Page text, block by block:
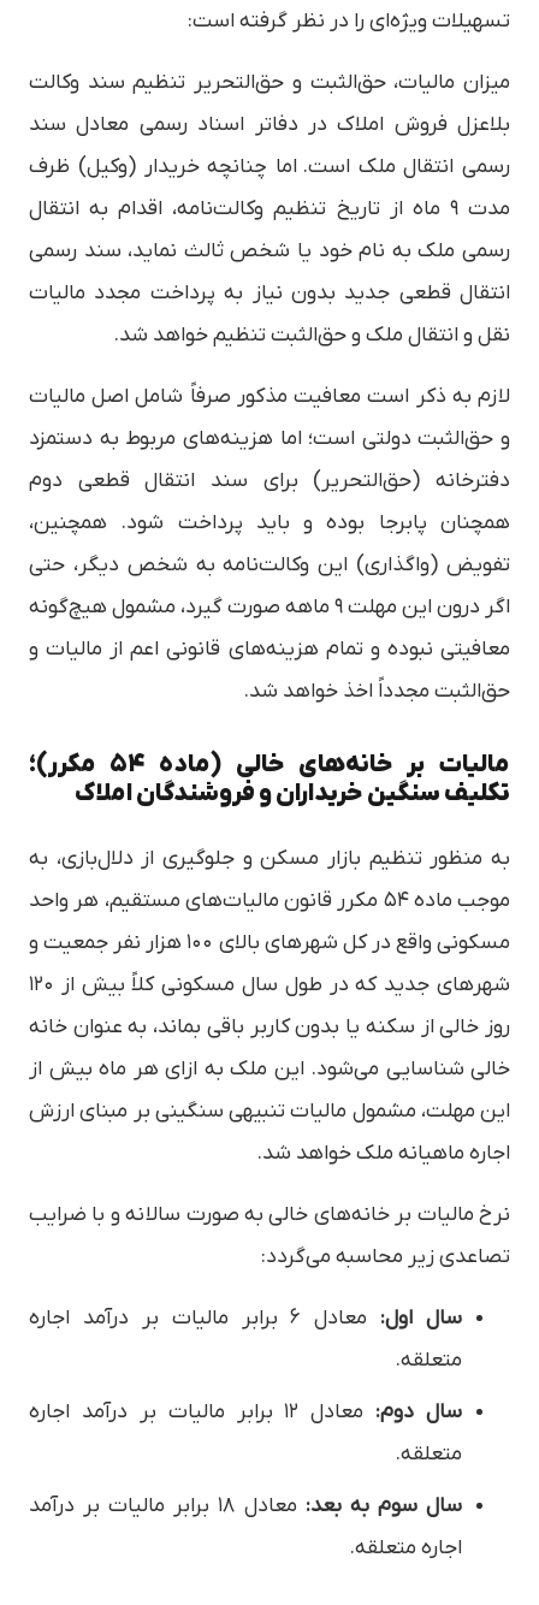
تسهیلات ویژه‌ای را در نظر گرفته است:
میزان مالیات، حق‌الثبت و حق‌التحریر تنظیم سند وکالت
بلاعزل فروش املاک در دفاتر اسناد رسمی معادل سند
رسمی انتقال ملک است. اما چنانچه خریدار (وکیل) ظرف
مدت ۹ ماه از تاریخ تنظیم وکالت‌نامه، اقدام به انتقال
رسمی ملک به نام خود یا شخص ثالث نماید، سند رسمی
انتقال قطعی جدید بدون نیاز به پرداخت مجدد مالیات
نقل و انتقال ملک و حق‌الثبت تنظیم خواهد شد.
لازم به ذکر است معافیت مذکور صرفاً شامل اصل مالیات
و حق‌الثبت دولتی است؛ اما هزینه‌های مربوط به دستمزد
دفترخانه (حق‌التحریر) برای سند انتقال قطعی دوم
همچنان پابرجا بوده و باید پرداخت شود. همچنین،
تفویض (واگذاری) این وکالت‌نامه به شخص دیگر، حتی
اگر درون این مهلت ۹ ماهه صورت گیرد، مشمول هیچ‌گونه
معافیتی نبوده و تمام هزینه‌های قانونی اعم از مالیات و
حق‌الثبت مجدداً اخذ خواهد شد.
مالیات بر خانه‌های خالی (ماده ۵۴ مکرر)؛
تکلیف سنگین خریداران و فروشندگان املاک
به منظور تنظیم بازار مسکن و جلوگیری از دلال‌بازی، به
موجب ماده ۵۴ مکرر قانون مالیات‌های مستقیم، هر واحد
مسکونی واقع در کل شهر‌های بالای ۱۰۰ هزار نفر جمعیت و
شهرهای جدید که در طول سال مسکونی کلاً بیش از ۱۲۰
روز خالی از سکنه یا بدون کاربر باقی بماند، به عنوان خانه
خالی شناسایی می‌شود. این ملک به ازای هر ماه بیش از
این مهلت، مشمول مالیات تنبیهی سنگینی بر مبنای ارزش
اجاره ماهیانه ملک خواهد شد.
نرخ مالیات بر خانه‌های خالی به صورت سالانه و با ضرایب
تصاعدی زیر محاسبه می‌گردد:
سال اول:
معادل ۶ برابر مالیات بر درآمد اجاره
متعلقه.
سال دوم:
معادل ۱۲ برابر مالیات بر درآمد اجاره
متعلقه.
سال سوم به بعد:
معادل ۱۸ برابر مالیات بر درآمد
اجاره متعلقه.